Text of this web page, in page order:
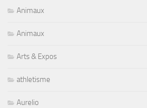
Animaux
Animaux
Arts & Expos
athletisme
Aurelio